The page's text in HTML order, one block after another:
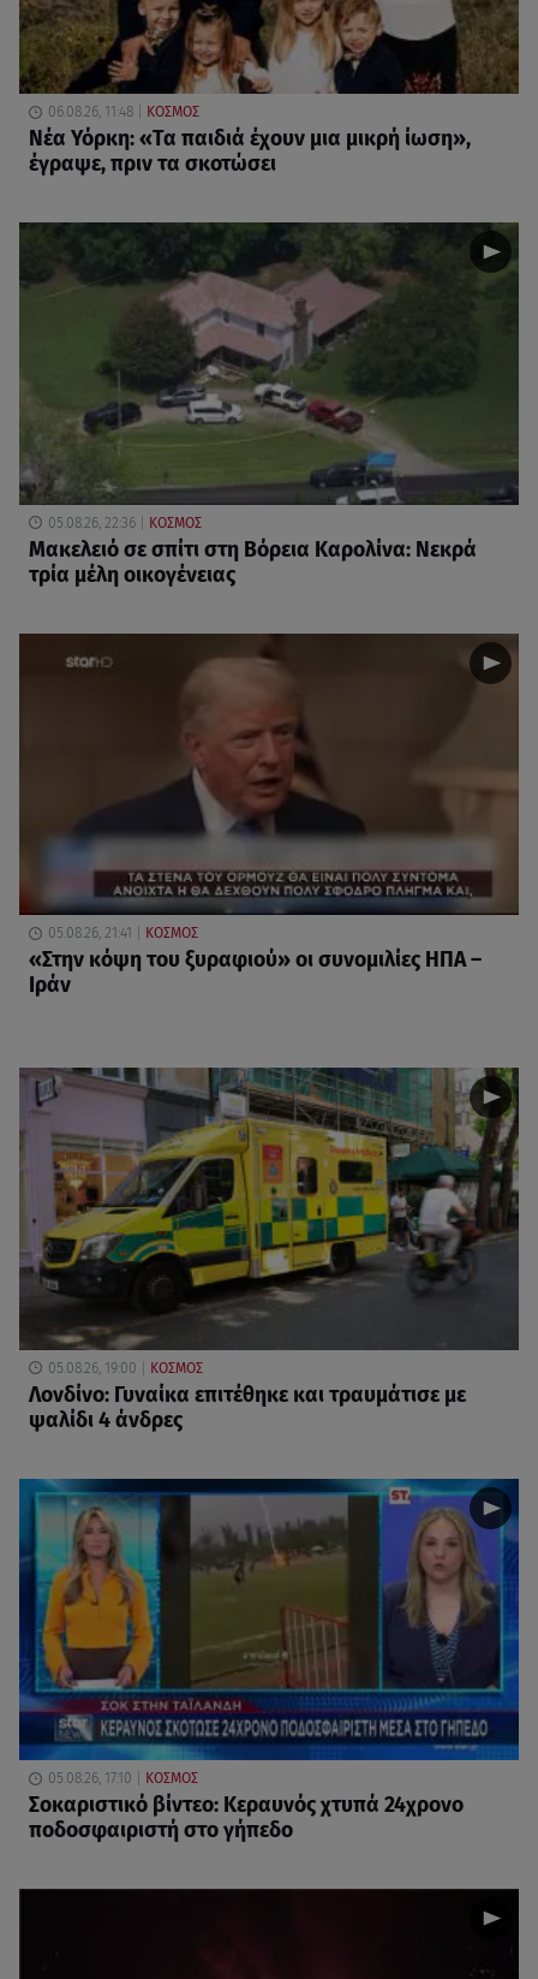
06.08.26, 11:48 ΚΟΣΜΟΣ
Νέα Υόρκη: «Τα παιδιά έχουν μια μικρή ίωση»,
έγραψε, πριν τα σκοτώσει
05.08.26, 22:36 ΚΟΣΜΟΣ
Μακελειό σε σπίτι στη Βόρεια Καρολίνα: Νεκρά
τρία μέλη οικογένειας
05.08.26, 21:41 ΚΟΣΜΟΣ
«Στην κόψη του ξυραφιού» οι συνομιλίες ΗΠΑ –
Ιράν
05.08.26, 19:00 ΚΟΣΜΟΣ
Λονδίνο: Γυναίκα επιτέθηκε και τραυμάτισε με
ψαλίδι 4 άνδρες
05.08.26, 17:10 ΚΟΣΜΟΣ
Σοκαριστικό βίντεο: Κεραυνός χτυπά 24χρονο
ποδοσφαιριστή στο γήπεδο